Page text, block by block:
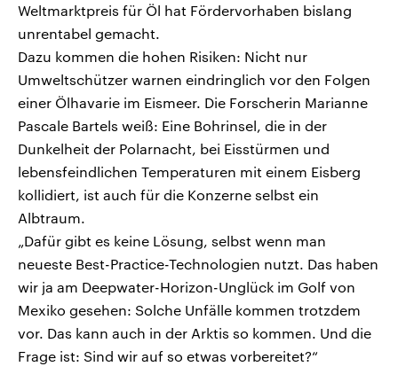
Weltmarktpreis für Öl hat Fördervorhaben bislang
unrentabel gemacht.
Dazu kommen die hohen Risiken: Nicht nur
Umweltschützer warnen eindringlich vor den Folgen
einer Ölhavarie im Eismeer. Die Forscherin Marianne
Pascale Bartels weiß: Eine Bohrinsel, die in der
Dunkelheit der Polarnacht, bei Eisstürmen und
lebensfeindlichen Temperaturen mit einem Eisberg
kollidiert, ist auch für die Konzerne selbst ein
Albtraum.
„Dafür gibt es keine Lösung, selbst wenn man
neueste Best-Practice-Technologien nutzt. Das haben
wir ja am Deepwater-Horizon-Unglück im Golf von
Mexiko gesehen: Solche Unfälle kommen trotzdem
vor. Das kann auch in der Arktis so kommen. Und die
Frage ist: Sind wir auf so etwas vorbereitet?“